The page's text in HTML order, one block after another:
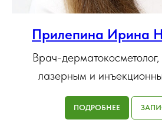
Прилепина Ирина
Врач-
лазерным и
ПОДРОБНЕЕ